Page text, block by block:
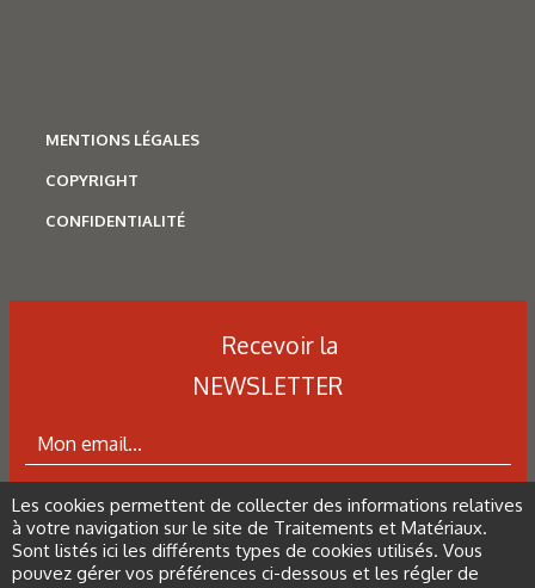
N°500 - Mai / Juin 2026
Traitements thermiques
Les aciers pour trempe
superficielle
MENTIONS LÉGALES
COPYRIGHT
CONFIDENTIALITÉ
Recevoir la
NEWSLETTER
ABONNEZ-VOUS À LA NEWSLETTER
Les cookies permettent de collecter des informations relatives
à votre navigation sur le site de Traitements et Matériaux.
Sont listés ici les différents types de cookies utilisés. Vous
pouvez gérer vos préférences ci-dessous et les régler de